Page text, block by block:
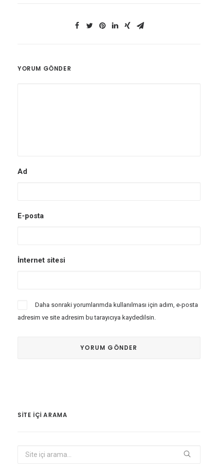
YORUM GÖNDER
Ad
E-posta
İnternet sitesi
Daha sonraki yorumlarımda kullanılması için adım, e-posta
adresim ve site adresim bu tarayıcıya kaydedilsin.
SITE IÇI ARAMA